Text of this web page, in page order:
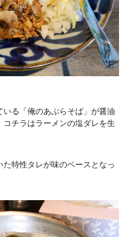
いる「俺のあぶらそば」が醤油
チラはラーメンの塩ダレを生
特性タレが味のベースとなっ